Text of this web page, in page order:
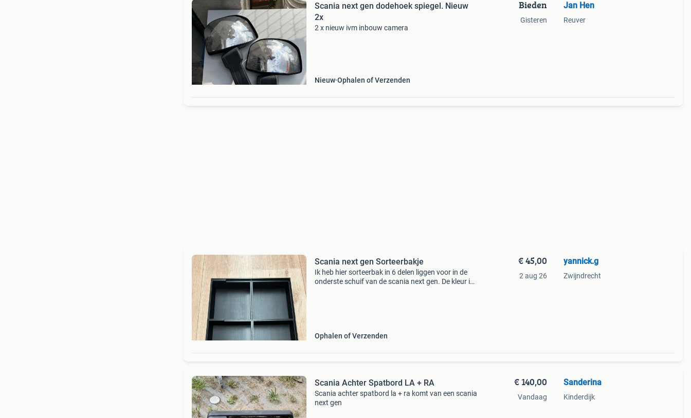
Scania next gen dodehoek spiegel. Nieuw
2x
2 x nieuw ivm inbouw camera
Nieuw Ophalen of Verzenden
Bieden
Gisteren
Jan Hen
Reuver
Scania next gen Sorteerbakje
Ik heb hier sorteerbak in 6 delen liggen voor in de
onderste schuif van de scania next gen. De kleur is
Ophalen of Verzenden
€ 45,00
2 aug 26
yannick.g
Zwijndrecht
Scania Achter Spatbord LA + RA
Scania achter spatbord la + ra komt van een scania
next gen
€ 140,00
Vandaag
Sanderina
Kinderdijk